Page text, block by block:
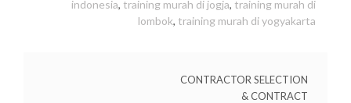
indonesia, training murah di jogja, training murah di
lombok, training murah di yogyakarta
CONTRACTOR SELECTION
& CONTRACT